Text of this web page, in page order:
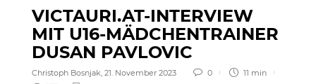
VICTAURI.AT-INTERVIEW
MIT U16-MÄDCHENTRAINER
DUSAN PAVLOVIC
Christoph Bosnjak, 21. November 2023 0
11 min